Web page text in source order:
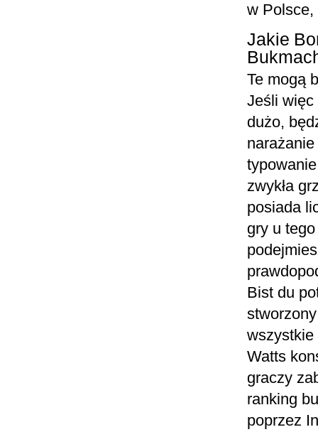
w Polsce,
Jakie
Te mogą
Jeśli więc
dużo,
zwykła
posiada
gry u
Bist du
wszystkie
Watts
graczy
ranking
poprzez